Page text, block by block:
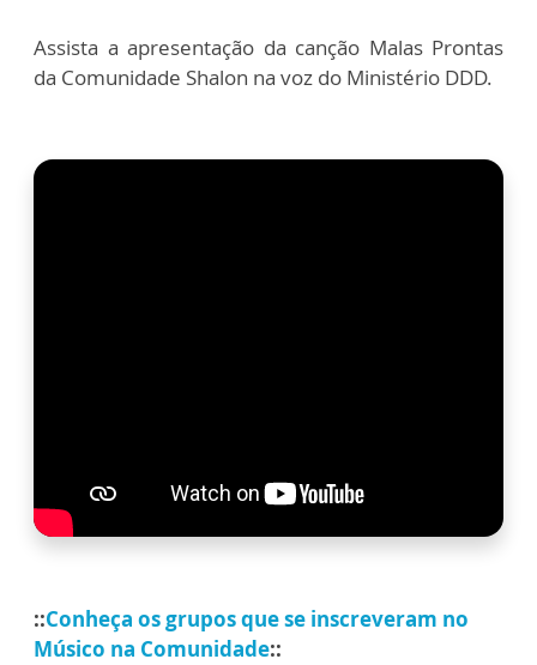
Assista a apresentação da canção Malas Prontas
da Comunidade Shalon na voz do Ministério DDD.
::Conheça os grupos que se inscreveram no
Músico na Comunidade::